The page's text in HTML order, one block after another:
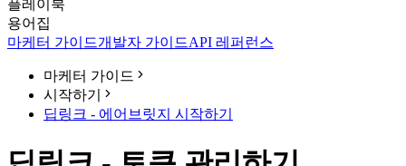
플레이북
용어집
마케터 가이드개발자 가이드API 레퍼런스
마케터 가이드
시작하기
딥링크 - 에어브릿지 시작하기